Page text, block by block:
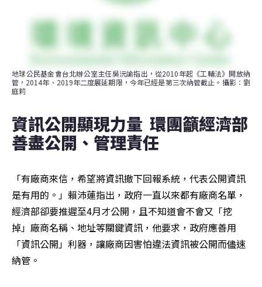
地球公民基金會台北辦公室主任吳沅諭指出，從2010年起《工輔法》開放納
管，2014年、2019年二度展延期限，今年已經是第三次納管截止。攝影：劉
庭莉
資訊公開顯現力量  環團籲經濟部
善盡公開、管理責任
「有廠商來信，希望將資訊撤下回報系統，代表公開資訊
是有用的。」賴沛蓮指出，政府一直以來都有廠商名單，
經濟部卻要推遲至4月才公開，且不知道會不會又「挖
掉」廠商名稱、地址等關鍵資訊，他要求，政府應善用
「資訊公開」利器，讓廠商因害怕違法資訊被公開而儘速
納管。